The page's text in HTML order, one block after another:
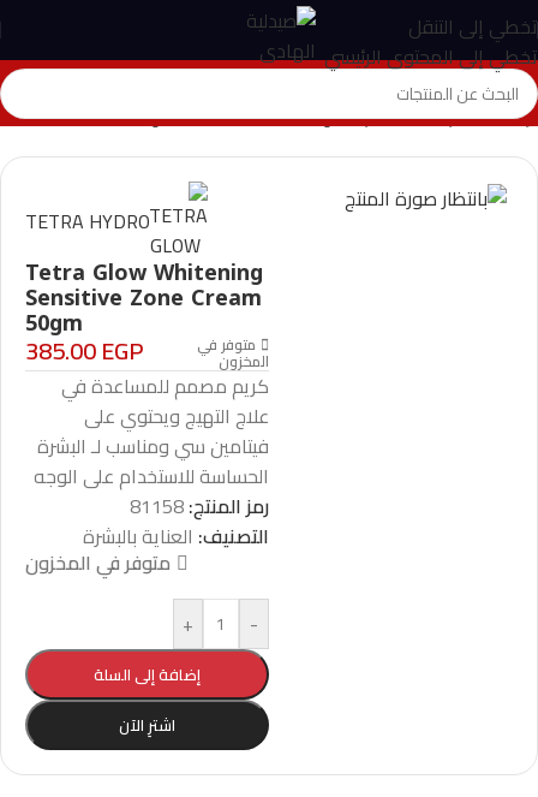
تخطي إلى التنقل
تخطي إلى المحتوى الرئيسي
الرئيسية>المتجر>العناية بالبشرة>
Tetra Glow Whitening Sensitive Zone Cream 50gm
TETRA HYDRO
Tetra Glow Whitening
Sensitive Zone Cream
50gm
متوفر في
المخزون 385.00EGP
كريم مصمم للمساعدة في
علاج التهيج ويحتوي على
فيتامين سي ومناسب لـ البشرة
الحساسة للاستخدام على الوجه
رمز المنتج:81158
التصنيف: العناية بالبشرة
متوفر في المخزون
-
+
إضافة إلى السلة
اشترِ الآن